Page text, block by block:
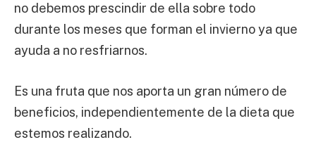
no debemos prescindir de ella sobre todo
durante los meses que forman el invierno ya que
ayuda a no resfriarnos.
Es una fruta que nos aporta un gran número de
beneficios, independientemente de la dieta que
estemos realizando.